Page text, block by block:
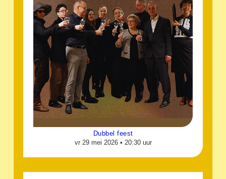
Dubbel feest
vr 29 mei 2026 • 20:30 uur